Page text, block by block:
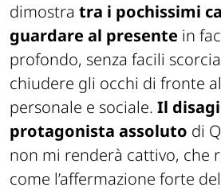
dimostra tra i pochissimi
guardare al presente in
profondo, senza facili
chiudere gli occhi di fronte
personale e sociale. Il
protagonista assoluto di
non mi renderà cattivo, che
come l’affermazione forte